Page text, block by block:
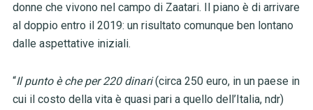
donne che vivono nel campo di Zaatari. Il piano è di arrivare
al doppio entro il 2019: un risultato comunque ben lontano
dalle aspettative iniziali.
“Il punto è che per 220 dinari(circa 250 euro, in un paese in
cui il costo della vita è quasi pari a quello dell’Italia, ndr)